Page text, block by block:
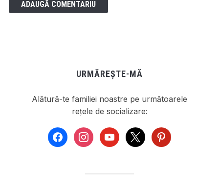
URMĂREȘTE-MĂ
Alătură-te familiei noastre pe următoarele
rețele de socializare:
facebookinstagramyoutube
x pinterest